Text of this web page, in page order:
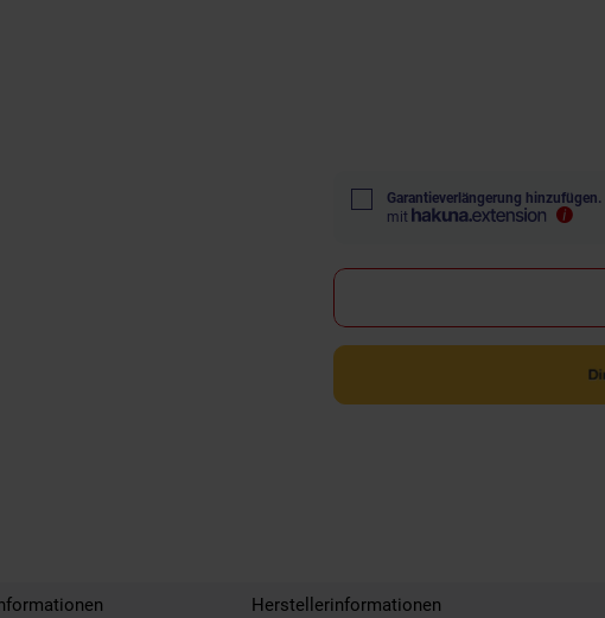
Garantieverlängerung hinzufügen.
mit
Herstellerinformationen